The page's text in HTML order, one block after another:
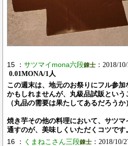
15 ： サツマイmona六段錬士 ：2018/
0.01MONA/1人
この週末は、地元のお祭りにフル参
かもしれませんが、丸級品試販という
（丸品の需要は果たしてあるだろうか
焼き芋その他の料理において、サツ
通すのが、美味しくいただくコツです
16 ： くまねこさん三段錬士 ：2018/10/